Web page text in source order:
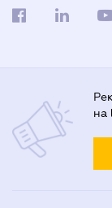
на